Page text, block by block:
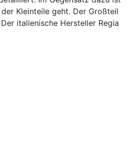
Kleinteile geht. Der Großteil
italienische Hersteller Regia